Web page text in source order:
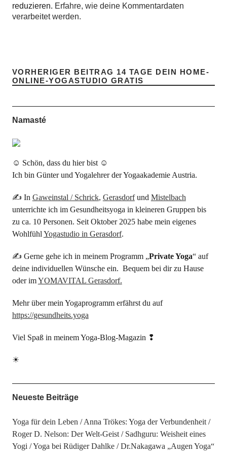
reduzieren. Erfahre, wie deine Kommentardaten
verarbeitet werden.
VORHERIGER BEITRAG 14 TAGE DEIN HOME-
ONLINE-YOGASTUDIO GRATIS
Namasté
☺ Schön, dass du hier bist ☺
Ich bin Günter und Yogalehrer der Yogaakademie Austria.
✍ In Gaweinstal / Schrick, Gerasdorfund Mistelbach
unterrichte ich im Gesundheitsyoga in kleineren Gruppen bis
zu ca. 10 Personen. Seit Oktober 2025 habe mein eigenes
Wohlfühl Yogastudio in Gerasdorf.
✍ Gerne gehe ich in meinem Programm „Private Yoga“ auf
deine individuellen Wünsche ein. Bequem bei dir zu Hause
oder imYOMAVITAL Gerasdorf.
Mehr über mein Yogaprogramm erfährst du auf
https://gesundheits.yoga
Viel Spaß in meinem Yoga-Blog-Magazin ❢
☀
Neueste Beiträge
Yoga für dein Leben
Anna Trökes: Yoga der Verbundenheit
Roger D. Nelson: Der Welt-Geist
Sadhguru: Weisheit eines
Yogi
Yoga bei Rüdiger Dahlke Dr.Nakagawa „Augen Yoga“